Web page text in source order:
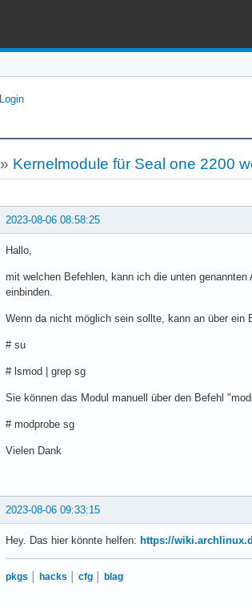
Login
» Kernelmodule für Seal one 2200
2023-08-06 08:58:25
Hallo,
mit welchen Befehlen, kann ich die unten
einbinden.
Wenn da nicht möglich sein sollte, kann an über
# su
# lsmod | grep sg
Sie können das Modul manuell über den Befehl
# modprobe sg
Vielen Dank
2023-08-06 09:33:15
Hey. Das hier könnte helfen: https://
pkgs hacks cfg blag